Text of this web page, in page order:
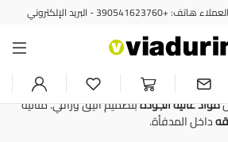
لتسهيل الاحتراق في
الموقد
مواد عالية الجودةبتصميم أنيق وراقي. مثالية
داخل المدفأة.